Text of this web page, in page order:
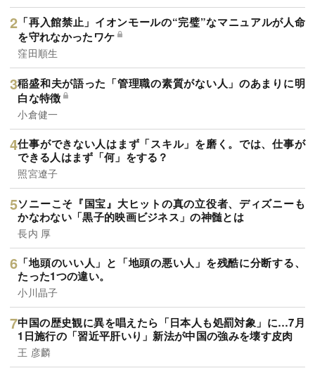
「再入館禁止」イオンモールの“完璧”なマニュアルが人命
を守れなかったワケ
窪田順生
稲盛和夫が語った「管理職の素質がない人」のあまりに明
白な特徴
小倉健一
仕事ができない人はまず「スキル」を磨く。では、仕事が
できる人はまず「何」をする？
照宮遼子
ソニーこそ『国宝』大ヒットの真の立役者、ディズニーも
かなわない「黒子的映画ビジネス」の神髄とは
長内 厚
「地頭のいい人」と「地頭の悪い人」を残酷に分断する、
たった1つの違い。
小川晶子
中国の歴史観に異を唱えたら「日本人も処罰対象」に…7月
1日施行の「習近平肝いり」新法が中国の強みを壊す皮肉
王 彦麟